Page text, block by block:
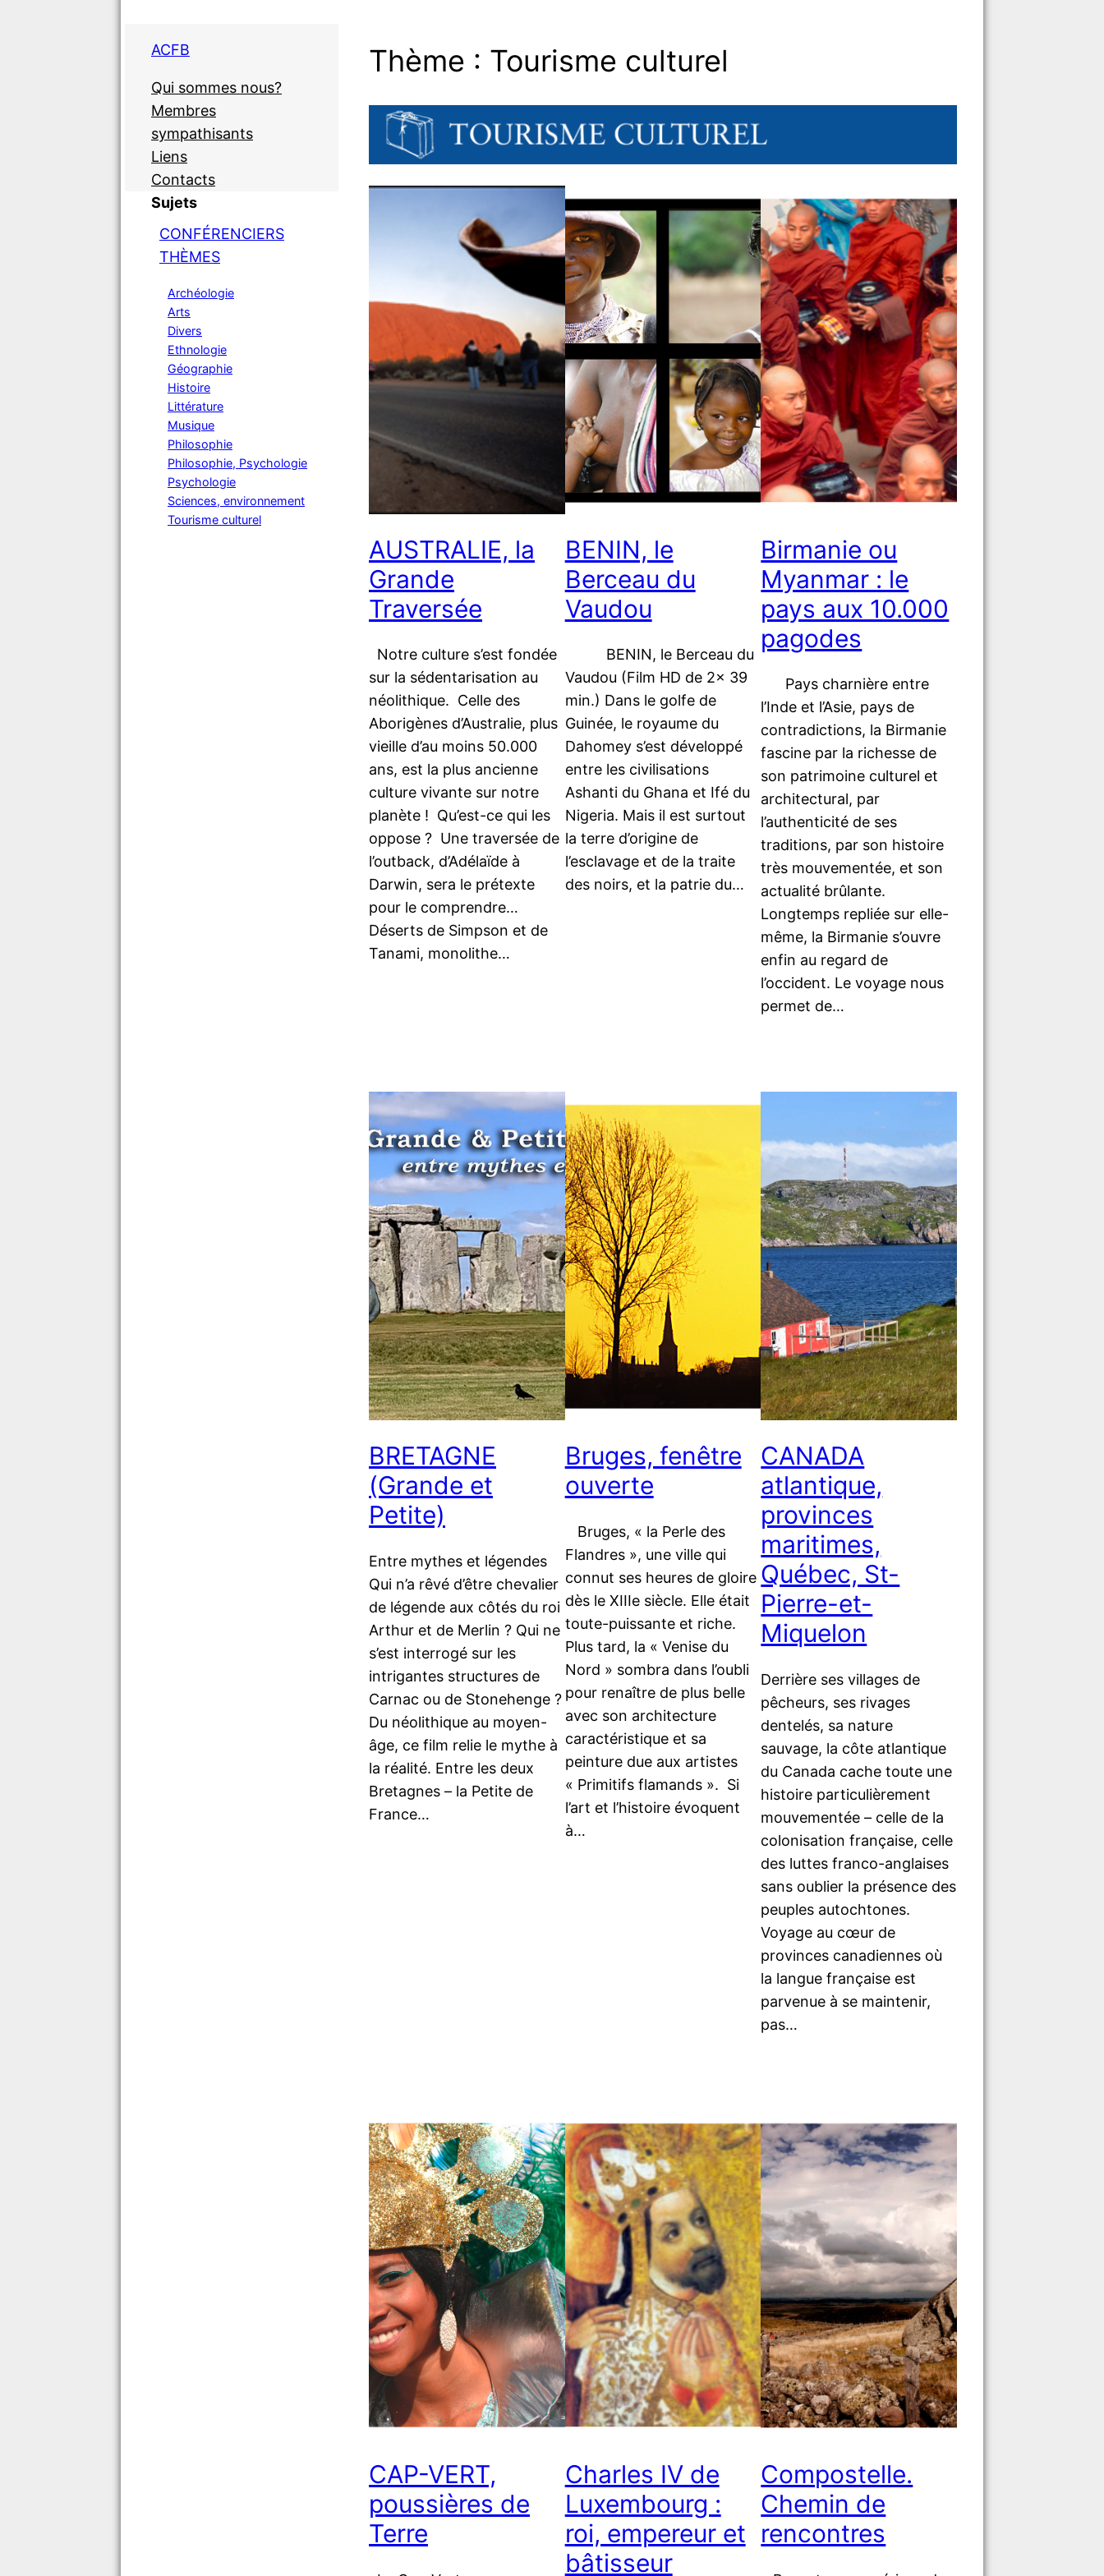
ACFB
Qui sommes nous?
Membres
sympathisants
Liens
Contacts
Sujets
CONFÉRENCIERS
THÈMES
Archéologie
Arts
Divers
Ethnologie
Géographie
Histoire
Littérature
Musique
Philosophie
Philosophie, Psychologie
Psychologie
Sciences, environnement
Tourisme culturel
Thème : Tourisme culturel
AUSTRALIE, la
Grande
Traversée
Notre culture s’est fondée
sur la sédentarisation au
néolithique. Celle des
Aborigènes d’Australie, plus
vieille d’au moins 50.000
ans, est la plus ancienne
culture vivante sur notre
planète ! Qu’est-ce qui les
oppose ? Une traversée de
l’outback, d’Adélaïde à
Darwin, sera le prétexte
pour le comprendre…
Déserts de Simpson et de
Tanami, monolithe…
BENIN, le
Berceau du
Vaudou
BENIN, le Berceau du
Vaudou (Film HD de 2x 39
min.) Dans le golfe de
Guinée, le royaume du
Dahomey s’est développé
entre les civilisations
Ashanti du Ghana et Ifé du
Nigeria. Mais il est surtout
la terre d’origine de
l’esclavage et de la traite
des noirs, et la patrie du…
Birmanie ou
Myanmar : le
pays aux 10.000
pagodes
Pays charnière entre
l’Inde et l’Asie, pays de
contradictions, la Birmanie
fascine par la richesse de
son patrimoine culturel et
architectural, par
l’authenticité de ses
traditions, par son histoire
très mouvementée, et son
actualité brûlante.
Longtemps repliée sur elle-
même, la Birmanie s’ouvre
enfin au regard de
l’occident. Le voyage nous
permet de…
BRETAGNE
(Grande et
Petite)
Entre mythes et légendes
Qui n’a rêvé d’être chevalier
de légende aux côtés du roi
Arthur et de Merlin ? Qui ne
s’est interrogé sur les
intrigantes structures de
Carnac ou de Stonehenge ?
Du néolithique au moyen-
âge, ce film relie le mythe à
la réalité. Entre les deux
Bretagnes – la Petite de
France…
Bruges, fenêtre
ouverte
Bruges, « la Perle des
Flandres », une ville qui
connut ses heures de gloire
dès le XIIIe siècle. Elle était
toute-puissante et riche.
Plus tard, la « Venise du
Nord » sombra dans l’oubli
pour renaître de plus belle
avec son architecture
caractéristique et sa
peinture due aux artistes
« Primitifs flamands ». Si
l’art et l’histoire évoquent
à…
CANADA
atlantique,
provinces
maritimes,
Québec, St-
Pierre-et-
Miquelon
Derrière ses villages de
pêcheurs, ses rivages
dentelés, sa nature
sauvage, la côte atlantique
du Canada cache toute une
histoire particulièrement
mouvementée – celle de la
colonisation française, celle
des luttes franco-anglaises
sans oublier la présence des
peuples autochtones.
Voyage au cœur de
provinces canadiennes où
la langue française est
parvenue à se maintenir,
pas…
CAP-VERT,
poussières de
Terre
Charles IV de
Luxembourg :
roi, empereur et
bâtisseur
Compostelle.
Chemin de
rencontres